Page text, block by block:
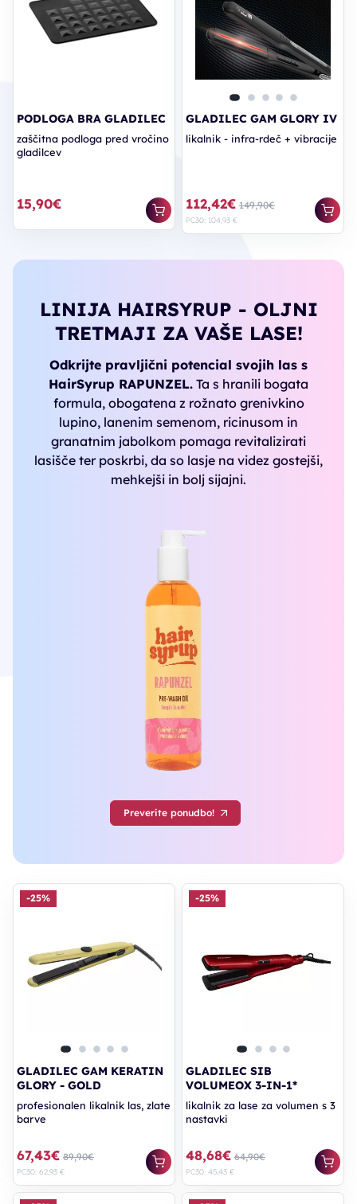
PODLOGA BRA GLADILEC
zaščitna podloga pred vročino
gladilcev
15,90€
GLADILEC GAM GLORY IV
likalnik - infra-rdeč + vibracije
112,42€ 149,90€
PC30: 104,93 €
LINIJA HAIRSYRUP - OLJNI
TRETMAJI ZA VAŠE LASE!
Odkrijte pravljični potencial svojih las s
HairSyrup RAPUNZEL. Ta s hranili bogata
formula, obogatena z rožnato grenivkino
lupino, lanenim semenom, ricinusom in
granatnim jabolkom pomaga revitalizirati
lasišče ter poskrbi, da so lasje na videz gostejši,
mehkejši in bolj sijajni.
Preverite ponudbo!
-25%
GLADILEC GAM KERATIN
GLORY - GOLD
profesionalen likalnik las, zlate
barve
67,43€ 89,90€
PC30: 62,93 €
-25%
GLADILEC SIB
VOLUMEOX 3-IN-1*
likalnik za lase za volumen s 3
nastavki
48,68€ 64,90€
PC30: 45,43 €